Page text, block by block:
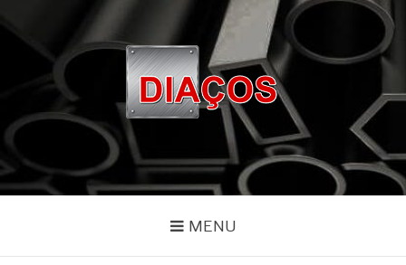
BLOG DIAÇOS
Especialistas em aços e metais há mais de 20 anos
MENU